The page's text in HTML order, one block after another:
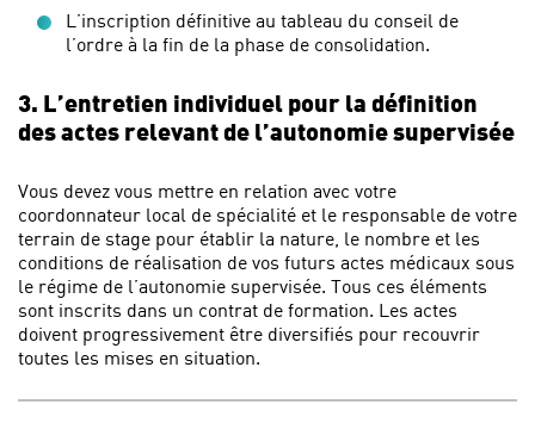
L’inscription définitive au tableau du conseil de
l’ordre à la fin de la phase de consolidation.
3. L’entretien individuel pour la définition
des actes relevant de l’autonomie supervisée
Vous devez vous mettre en relation avec votre
coordonnateur local de spécialité et le responsable de votre
terrain de stage pour établir la nature, le nombre et les
conditions de réalisation de vos futurs actes médicaux sous
le régime de l’autonomie supervisée. Tous ces éléments
sont inscrits dans un contrat de formation. Les actes
doivent progressivement être diversifiés pour recouvrir
toutes les mises en situation.